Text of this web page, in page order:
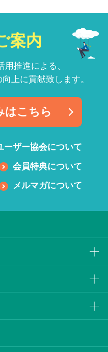
案内
推進による、
上に貢献致します。
はこちら
ーザー協会について
会員特典について
メルマガについて